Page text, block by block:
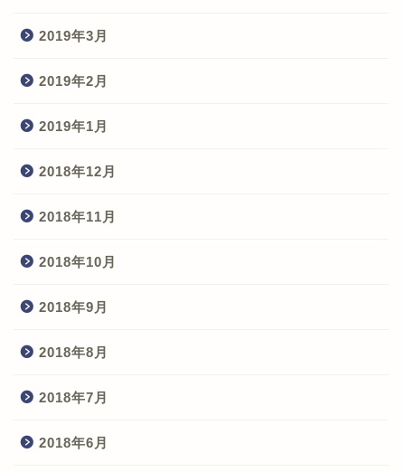
2019年3月
2019年2月
2019年1月
2018年12月
2018年11月
2018年10月
2018年9月
2018年8月
2018年7月
2018年6月